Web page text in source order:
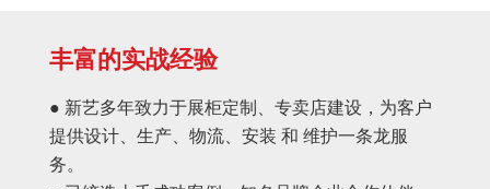
丰富的实战经验
● 新艺多年致力于展柜定制、专卖店建设，为客户
提供设计、生产、物流、安装 和 维护一条龙服
务。